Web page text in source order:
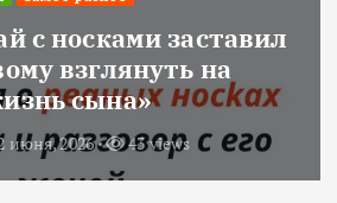
с носками заставил
взглянуть на
сына»
июня, 2026 43 views